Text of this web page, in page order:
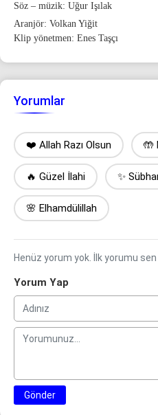
Söz – müzik: Uğur Işılak
Aranjör: Volkan Yiğit
Klip yönetmen: Enes Taşçı
Yorumlar
❤️ Allah Razı Olsun 🤲
🔥 Güzel İlahi ✨
🌸 Elhamdülillah
Henüz yorum yok. İlk yorumu sen
Yorum Yap
Gönder